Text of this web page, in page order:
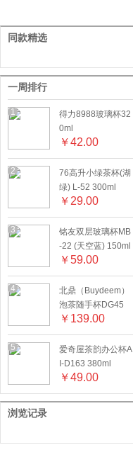
同款精选
一周排行
1
得力8988玻璃杯32
0ml
￥42.00
2
76高升小绿茶杯(湖
绿) L-52 300ml
￥ 29.00
3
铭友双层玻璃杯MB
-22 (天空蓝) 150ml
￥59.00
4
北鼎（Buydeem）
泡茶随手杯DG45
鹅仔黄 470ml
￥ 139.00
5
爱奇屋茶韵办公杯A
I-D163 380ml
￥49.00
浏览记录